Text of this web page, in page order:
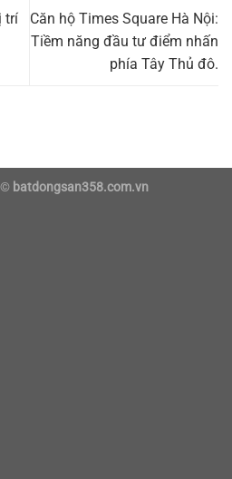
trí
Căn hộ Times Square Hà Nội:
Tiềm năng đầu tư điểm nhấn
phía Tây Thủ đô.
batdongsan358.com.vn